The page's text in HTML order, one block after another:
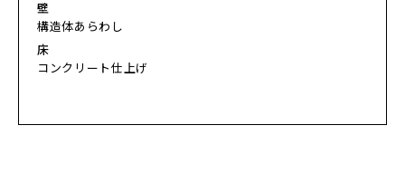
壁
構造体あらわし
床
コンクリート仕上げ